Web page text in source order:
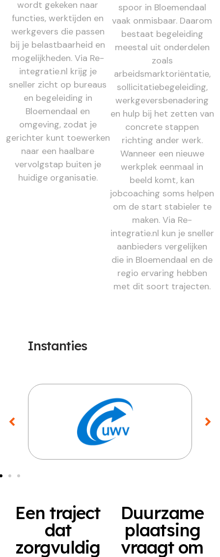
wordt gekeken naar
functies, werktijden en
werkgevers die passen
bij je belastbaarheid en
mogelijkheden. Via Re-
integratie.nl krijg je
sneller zicht op bureaus
en begeleiding in
Bloemendaal en
omgeving, zodat je
gerichter kunt toewerken
naar een haalbare
vervolgstap buiten je
huidige organisatie.
spoor in Bloemendaal
vaak onmisbaar. Daarom
bestaat begeleiding
meestal uit onderdelen
zoals
arbeidsmarktoriëntatie,
sollicitatiebegeleiding,
werkgeversbenadering
en hulp bij het zetten van
concrete stappen
richting ander werk.
Wanneer een nieuwe
werkplek eenmaal in
beeld komt, kan
jobcoaching soms helpen
om de start stabieler te
maken. Via Re-
integratie.nl kun je sneller
aanbieders vergelijken
die in Bloemendaal en de
regio ervaring hebben
met dit soort trajecten.
Instanties
Een traject
dat
zorgvuldig
Duurzame
plaatsing
vraagt om